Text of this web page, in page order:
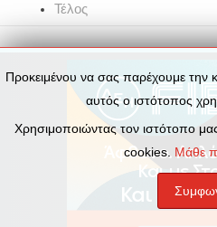
Τέλος
Προκειμένου να σας παρέχουμε την
αυτός ο ιστότοπος
Χρησιμοποιώντας τον ιστότοπο
cookies. Μάθε